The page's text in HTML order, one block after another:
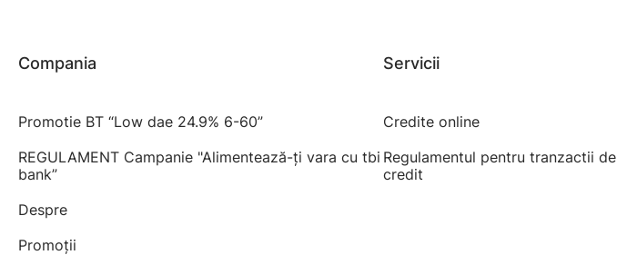
Compania
Promotie BT “Low dae 24.9% 6-60”
REGULAMENT Campanie "Alimentează-ți vara cu tbi
bank”
Despre
Promoții
Servicii
Credite online
Regulamentul pentru tranzactii de
credit